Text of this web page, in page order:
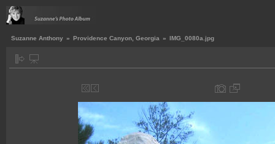
Suzanne Anthony » Providence Canyon, Georgia » IMG_0080a.jpg